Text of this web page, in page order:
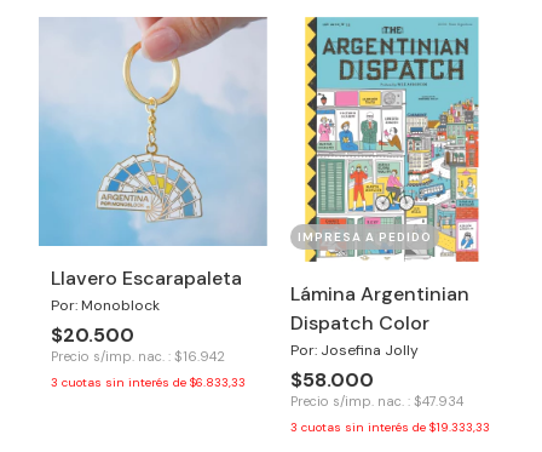
Llavero Escarapaleta
Por: Monoblock
$20.500
Precio s/imp. nac. : $16.942
3 cuotas sin interés de $6.833,33
IMPRESA A PEDIDO
Lámina Argentinian
Dispatch Color
Por: Josefina Jolly
$58.000
Precio s/imp. nac. : $47.934
3 cuotas sin interés de $19.333,33